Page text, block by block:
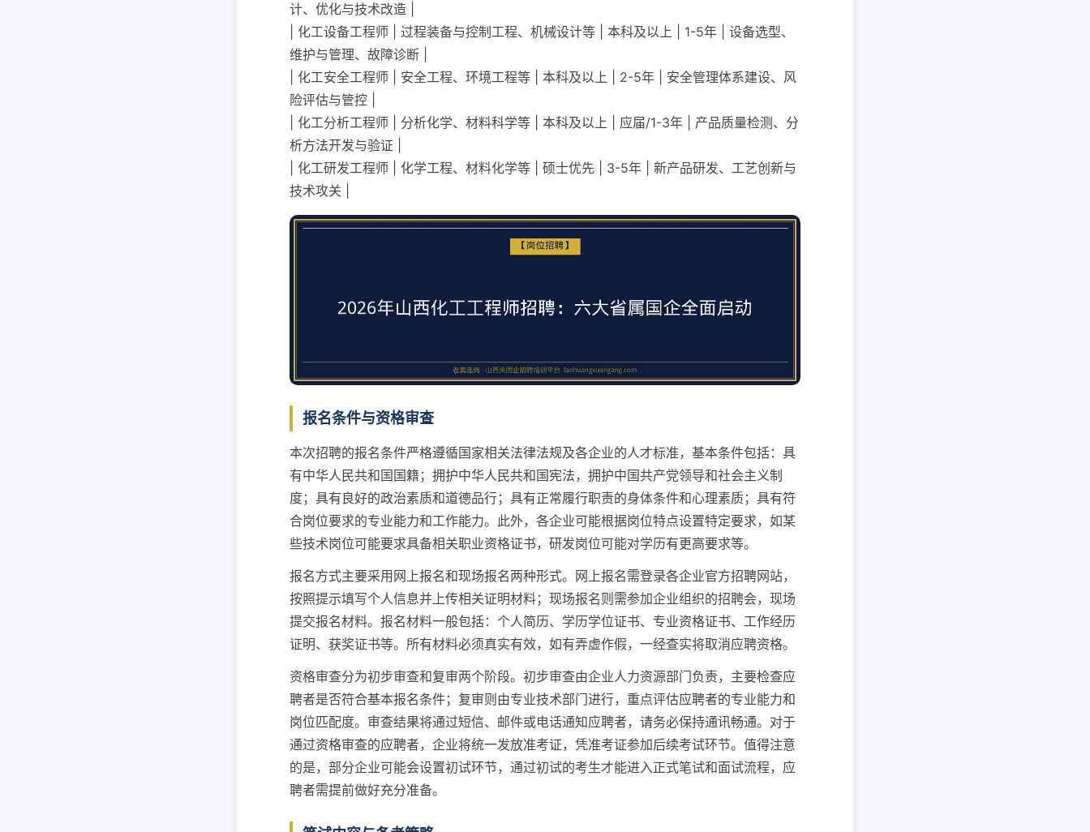
计、优化与技术改造 |
| 化工设备工程师 | 过程装备与控制工程、机械设计等 | 本科及以上 | 1-5年 | 设备选型、
维护与管理、故障诊断 |
| 化工安全工程师 | 安全工程、环境工程等 | 本科及以上 | 2-5年 | 安全管理体系建设、风
险评估与管控 |
| 化工分析工程师 | 分析化学、材料科学等 | 本科及以上 | 应届/1-3年 | 产品质量检测、分
析方法开发与验证 |
| 化工研发工程师 | 化学工程、材料化学等 | 硕士优先 | 3-5年 | 新产品研发、工艺创新与
技术攻关 |
报名条件与资格审查
本次招聘的报名条件严格遵循国家相关法律法规及各企业的人才标准，基本条件包括：具
有中华人民共和国国籍；拥护中华人民共和国宪法，拥护中国共产党领导和社会主义制
度；具有良好的政治素质和道德品行；具有正常履行职责的身体条件和心理素质；具有符
合岗位要求的专业能力和工作能力。此外，各企业可能根据岗位特点设置特定要求，如某
些技术岗位可能要求具备相关职业资格证书，研发岗位可能对学历有更高要求等。
报名方式主要采用网上报名和现场报名两种形式。网上报名需登录各企业官方招聘网站，
按照提示填写个人信息并上传相关证明材料；现场报名则需参加企业组织的招聘会，现场
提交报名材料。报名材料一般包括：个人简历、学历学位证书、专业资格证书、工作经历
证明、获奖证书等。所有材料必须真实有效，如有弄虚作假，一经查实将取消应聘资格。
资格审查分为初步审查和复审两个阶段。初步审查由企业人力资源部门负责，主要检查应
聘者是否符合基本报名条件；复审则由专业技术部门进行，重点评估应聘者的专业能力和
岗位匹配度。审查结果将通过短信、邮件或电话通知应聘者，请务必保持通讯畅通。对于
通过资格审查的应聘者，企业将统一发放准考证，凭准考证参加后续考试环节。值得注意
的是，部分企业可能会设置初试环节，通过初试的考生才能进入正式笔试和面试流程，应
聘者需提前做好充分准备。